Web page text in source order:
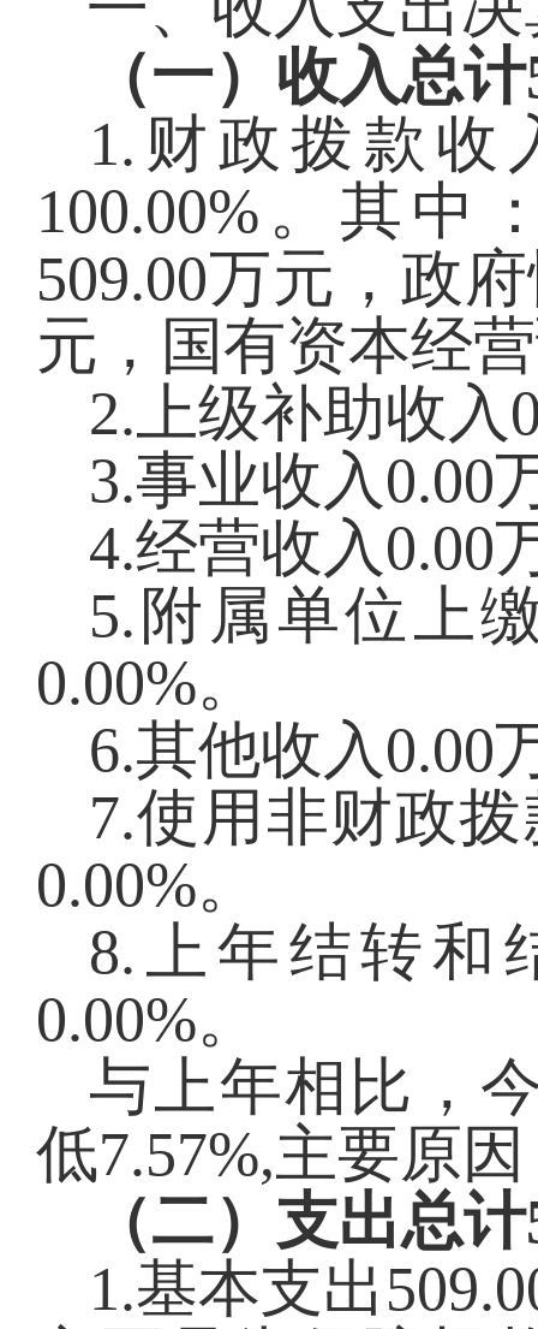
（一）收入总计
1.财政拨款收
100.00% 。其中
509.00万元，政
元，国有资本经
2.上级补助收入
3.事业收入0.00
4.经营收入0.00
5.附属单位上
0.00%。
6.其他收入0.00
7.使用非财政
0.00%。
8.上年结转和
0.00%。
与上年相比，
低7.57%,主要原
（二）支出总计
1.基本支出